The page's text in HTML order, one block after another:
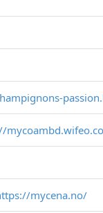
mycena.no/